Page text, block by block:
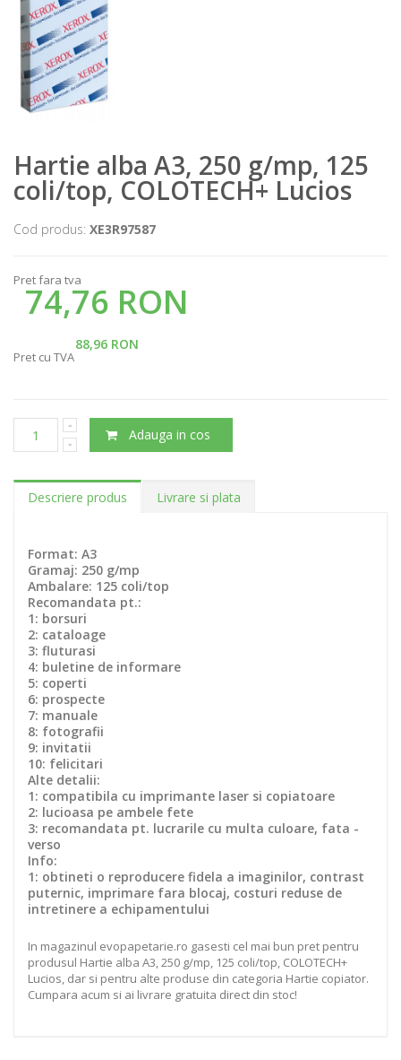
Hartie alba A3, 250 g/mp, 125
coli/top, COLOTECH+ Lucios
Cod produs: XE3R97587
Pret fara tva
74,76 RON
88,96 RON
Pret cu TVA
Adauga in cos
Descriere produs Livrare si plata
Format: A3
Gramaj: 250 g/mp
Ambalare: 125 coli/top
Recomandata pt.:
1: borsuri
2: cataloage
3: fluturasi
4: buletine de informare
5: coperti
6: prospecte
7: manuale
8: fotografii
9: invitatii
10: felicitari
Alte detalii:
1: compatibila cu imprimante laser si copiatoare
2: lucioasa pe ambele fete
3: recomandata pt. lucrarile cu multa culoare, fata -
verso
Info:
1: obtineti o reproducere fidela a imaginilor, contrast
puternic, imprimare fara blocaj, costuri reduse de
intretinere a echipamentului
In magazinul evopapetarie.ro gasesti cel mai bun pret pentru
produsul Hartie alba A3, 250 g/mp, 125 coli/top, COLOTECH+
Lucios, dar si pentru alte produse din categoria Hartie copiator.
Cumpara acum si ai livrare gratuita direct din stoc!